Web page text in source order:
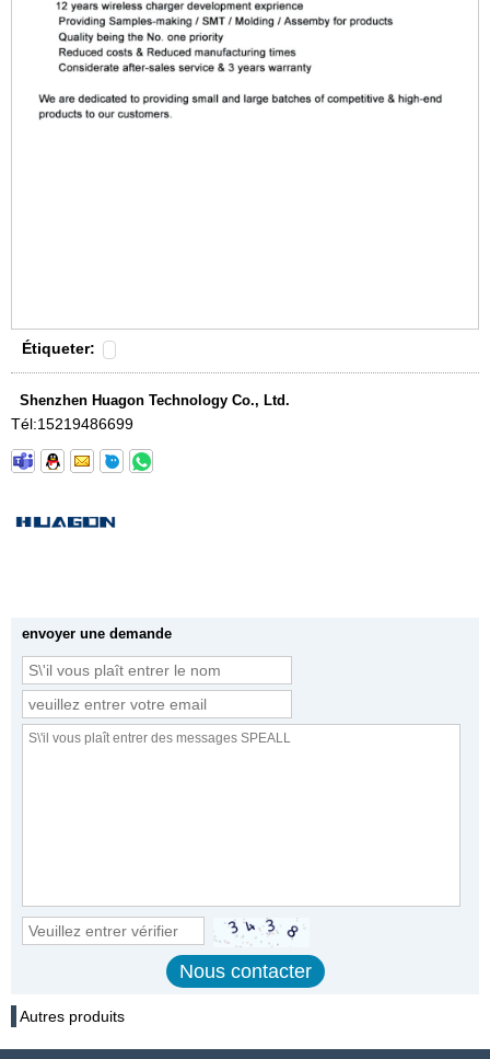
Étiqueter:
Shenzhen Huagon Technology Co., Ltd.
Tél:15219486699
envoyer une demande
Autres produits